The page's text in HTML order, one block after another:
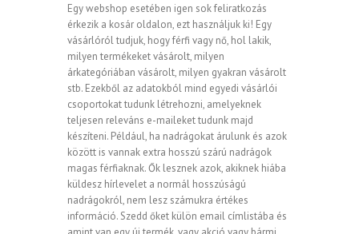
Egy webshop esetében igen sok feliratkozás
érkezik a kosár oldalon, ezt használjuk ki! Egy
vásárlóról tudjuk, hogy férfi vagy nő, hol lakik,
milyen termékeket vásárolt, milyen
árkategóriában vásárolt, milyen gyakran vásárolt
stb. Ezekből az adatokból mind egyedi vásárlói
csoportokat tudunk létrehozni, amelyeknek
teljesen releváns e-maileket tudunk majd
készíteni. Például, ha nadrágokat árulunk és azok
között is vannak extra hosszú szárú nadrágok
magas férfiaknak. Ők lesznek azok, akiknek hiába
küldesz hírlevelet a normál hosszúságú
nadrágokról, nem lesz számukra értékes
információ. Szedd őket külön email címlistába és